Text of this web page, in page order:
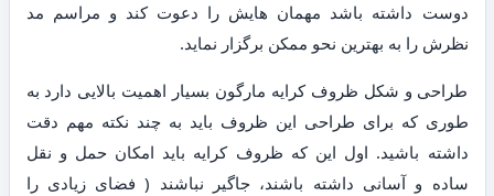
دوست داشته باشد مهمان هایش را دعوت کند و مراسم مد
نظرش را به بهترین نحو ممکن برگزار نماید.
طراحی و شکل ظروف کرایه مارگون بسیار اهمیت بالایی دارد به
طوری که برای طراحی این ظروف باید به چند نکته مهم دقت
داشته باشید. اول این که ظروف کرایه باید امکان حمل و نقل
ساده و آسانی داشته باشند، جاگیر نباشند ( فضای زیادی را